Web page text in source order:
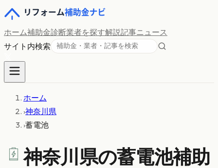
ホーム補助金診断業者を探す解説記事ニュース
サイト内検索
ホーム
›神奈川県
›蓄電池
神奈川県の蓄電池補助